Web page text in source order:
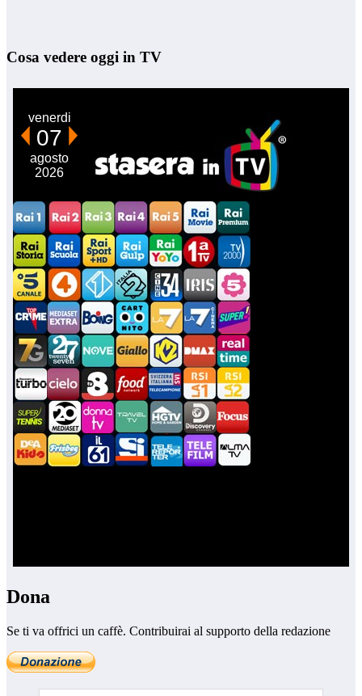
Cosa vedere oggi in TV
Dona
Se ti va offrici un caffè. Contribuirai al supporto della redazione